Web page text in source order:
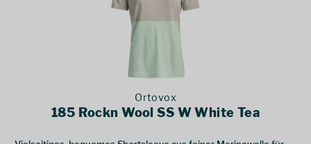
Ortovox
185 Rockn Wool SS W White Tea